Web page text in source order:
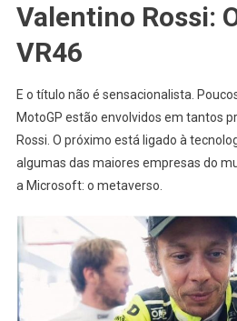
Valentino Rossi:
VR46
E o título não é sensacionalista.
MotoGP estão envolvidos em tantos
Rossi. O próximo está ligado à
algumas das maiores empresas do
a Microsoft: o metaverso.